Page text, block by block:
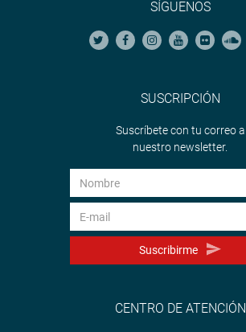
SÍGUENOS
SUSCRIPCIÓN
Suscríbete con tu correo a
nuestro newsletter.
Suscribirme
CENTRO DE ATENCIÓN